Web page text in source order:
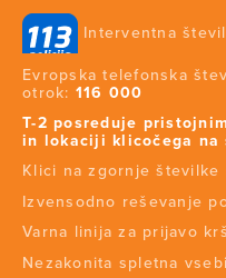
Interventna
Evropska telefonska
otrok: 116 000
T-2 posreduje
in lokaciji klicočega
Klici na zgornje številke
Izvensodno reševanje
Varna linija za prijavo
Nezakonita spletna